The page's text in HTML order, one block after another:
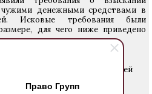
Право Групп
чужими денежными средствами в
Исковые требования были
для чего ниже приведено
7 465 536 рублей